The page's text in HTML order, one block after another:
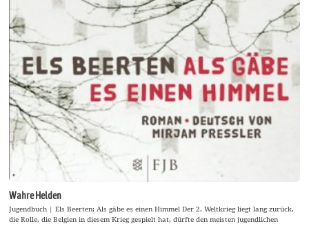
Wahre Helden
Jugendbuch | Els Beerten: Als gäbe es einen Himmel Der 2. Weltkrieg liegt lang zurück,
die Rolle, die Belgien in diesem Krieg gespielt hat, dürfte den meisten jugendlichen